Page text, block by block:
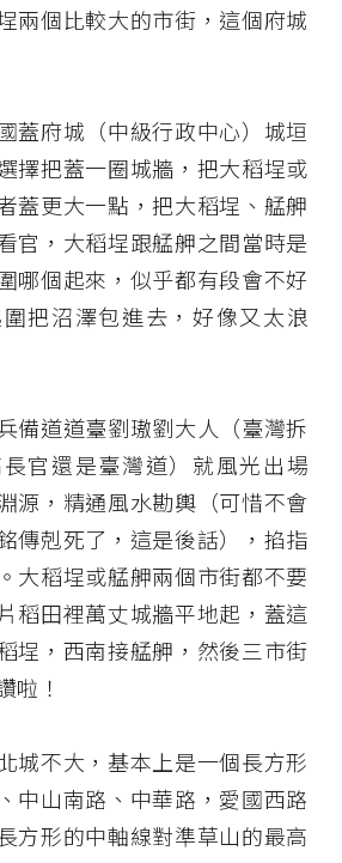
兩個比較大的市街，這個府城
蓋府城（中級行政中心）城垣
擇把蓋一圈城牆，把大稻埕或
蓋更大一點，把大稻埕、艋舺
官，大稻埕跟艋舺之間當時是
哪個起來，似乎都有段會不好
把沼澤包進去，好像又太浪
備道道臺劉璈劉大人（臺灣拆
官還是臺灣道）就風光出場
源，精通風水勘輿（可惜不會
傳剋死了，這是後話），掐指
大稻埕或艋舺兩個市街都不要
稻田裡萬丈城牆平地起，蓋這
埕，西南接艋舺，然後三市街
啦！
城不大，基本上是一個長方形
中山南路、中華路，愛國西路
方形的中軸線對準草山的最高